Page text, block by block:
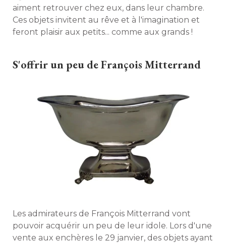
aiment retrouver chez eux, dans leur chambre.
Ces objets invitent au rêve et à l'imagination et
feront plaisir aux petits... comme aux grands !
S'offrir un peu de François Mitterrand
Les admirateurs de François Mitterrand vont
pouvoir acquérir un peu de leur idole. Lors d'une
vente aux enchères le 29 janvier, des objets ayant